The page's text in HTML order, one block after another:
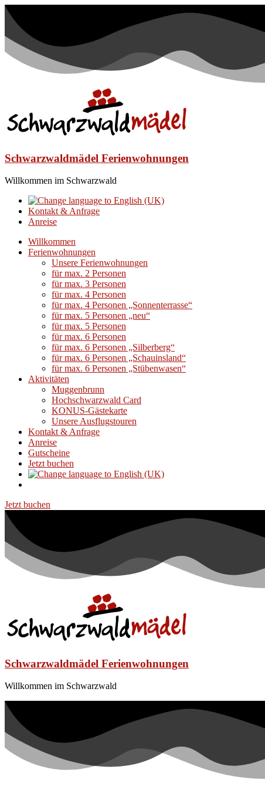
Schwarzwaldmädel Ferienwohnungen
Willkommen im Schwarzwald
Kontakt & Anfrage
Anreise
Willkommen
Ferienwohnungen
Unsere Ferienwohnungen
für max. 2 Personen
für max. 3 Personen
für max. 4 Personen
für max. 4 Personen „Sonnenterrasse“
für max. 5 Personen „neu“
für max. 5 Personen
für max. 6 Personen
für max. 6 Personen „Silberberg“
für max. 6 Personen „Schauinsland“
für max. 6 Personen „Stübenwasen“
Aktivitäten
Muggenbrunn
Hochschwarzwald Card
KONUS-Gästekarte
Unsere Ausflugstouren
Kontakt & Anfrage
Anreise
Gutscheine
Jetzt buchen
Jetzt buchen
Schwarzwaldmädel Ferienwohnungen
Willkommen im Schwarzwald